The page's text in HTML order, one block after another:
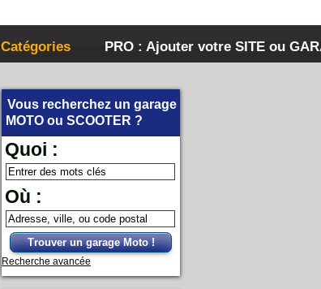
Catégories PRO : Ajouter votre SITE ou
Vous recherchez un garage
MOTO ou SCOOTER ?
Quoi :
Où :
Trouver un garage Moto !
Recherche avancée